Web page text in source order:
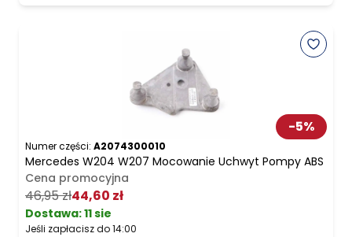
-5%
Numer części: A2074300010
Mercedes W204 W207 Mocowanie Uchwyt Pompy ABS
Cena promocyjna
46,95 zł44,60 zł
Dostawa:11 sie
Jeśli zapłacisz do 14:00